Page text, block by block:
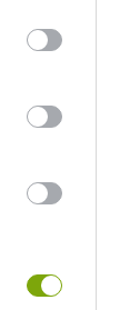
click to
tags to
Google